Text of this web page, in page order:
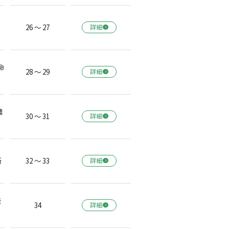
26 ～ 27 詳細
28 ～ 29 詳細
30 ～ 31 詳細
32 ～ 33 詳細
34 詳細